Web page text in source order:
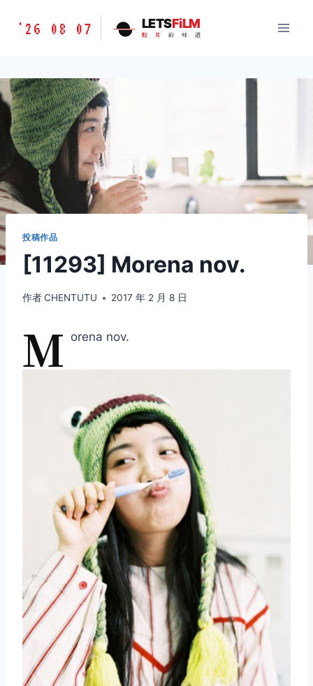
胶
味
道
LETSFILM
'26 08 07 LETSFiLM
胶 片 的 味 道
投稿作品
[11293] Morena nov.
作者CHENTUTU 2017 年 2 月 8 日
M orena nov.